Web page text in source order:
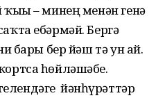
– минең менән генә
ебәрмәй. Бергә
бары бер йәш тә ун ай.
һөйләшәбеҙ.
йәнһүрәттәр